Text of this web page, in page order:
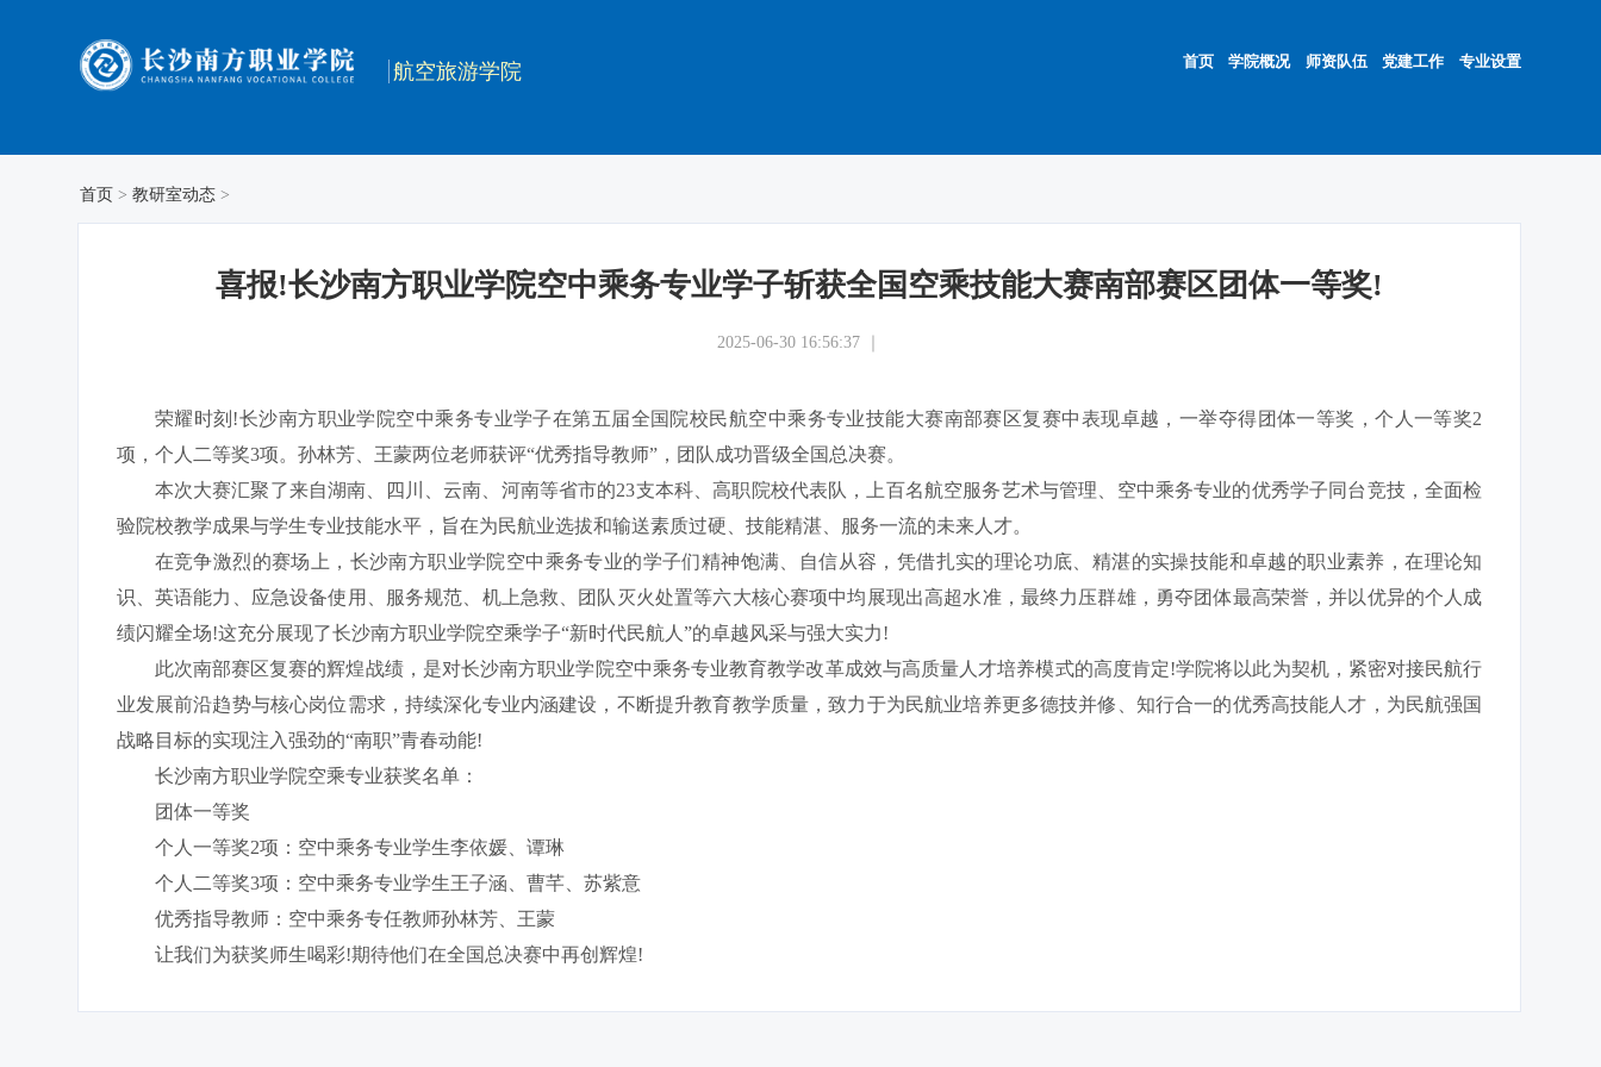
航空旅游学院 专业设置
党建工作
师资队伍
学院概况
首页
首页 >教研室动态 >
喜报!长沙南方职业学院空中乘务专业学子斩获全国空乘技能大赛南部赛区团体一等奖!
2025-06-30 16:56:37 ｜
荣耀时刻!长沙南方职业学院空中乘务专业学子在第五届全国院校民航空中乘务专业技能大赛南部赛区复赛中表现卓越，一举夺得团体一等奖，个人一等奖2
项，个人二等奖3项。孙林芳、王蒙两位老师获评“优秀指导教师”，团队成功晋级全国总决赛。
本次大赛汇聚了来自湖南、四川、云南、河南等省市的23支本科、高职院校代表队，上百名航空服务艺术与管理、空中乘务专业的优秀学子同台竞技，全面检
验院校教学成果与学生专业技能水平，旨在为民航业选拔和输送素质过硬、技能精湛、服务一流的未来人才。
在竞争激烈的赛场上，长沙南方职业学院空中乘务专业的学子们精神饱满、自信从容，凭借扎实的理论功底、精湛的实操技能和卓越的职业素养，在理论知
识、英语能力、应急设备使用、服务规范、机上急救、团队灭火处置等六大核心赛项中均展现出高超水准，最终力压群雄，勇夺团体最高荣誉，并以优异的个人成
绩闪耀全场!这充分展现了长沙南方职业学院空乘学子“新时代民航人”的卓越风采与强大实力!
此次南部赛区复赛的辉煌战绩，是对长沙南方职业学院空中乘务专业教育教学改革成效与高质量人才培养模式的高度肯定!学院将以此为契机，紧密对接民航行
业发展前沿趋势与核心岗位需求，持续深化专业内涵建设，不断提升教育教学质量，致力于为民航业培养更多德技并修、知行合一的优秀高技能人才，为民航强国
战略目标的实现注入强劲的“南职”青春动能!
长沙南方职业学院空乘专业获奖名单：
团体一等奖
个人一等奖2项：空中乘务专业学生李依媛、谭琳
个人二等奖3项：空中乘务专业学生王子涵、曹芊、苏紫意
优秀指导教师：空中乘务专任教师孙林芳、王蒙
让我们为获奖师生喝彩!期待他们在全国总决赛中再创辉煌!